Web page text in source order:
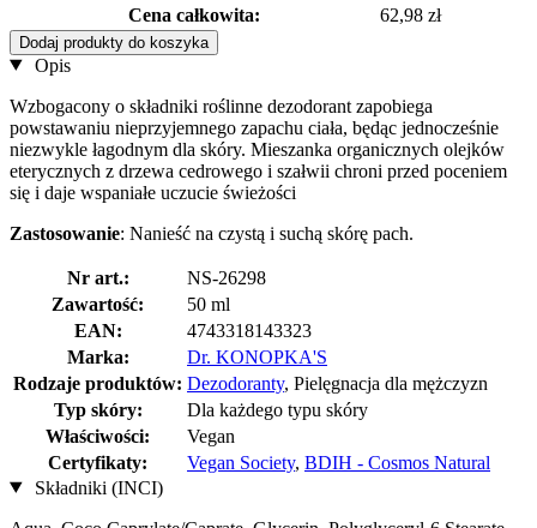
Cena całkowita:
62,98 zł
Dodaj produkty do koszyka
Opis
Wzbogacony o składniki roślinne dezodorant zapobiega
powstawaniu nieprzyjemnego zapachu ciała, będąc jednocześnie
niezwykle łagodnym dla skóry. Mieszanka organicznych olejków
eterycznych z drzewa cedrowego i szałwii chroni przed poceniem
się i daje wspaniałe uczucie świeżości
Zastosowanie: Nanieść na czystą i suchą skórę pach.
Nr art.:
NS-26298
Zawartość:
50 ml
EAN:
4743318143323
Marka:
Dr. KONOPKA'S
Rodzaje produktów: Dezodoranty, Pielęgnacja dla mężczyzn
Typ skóry:
Dla każdego typu skóry
Właściwości:
Vegan
Certyfikaty:
Vegan Society, BDIH - Cosmos Natural
Składniki (INCI)